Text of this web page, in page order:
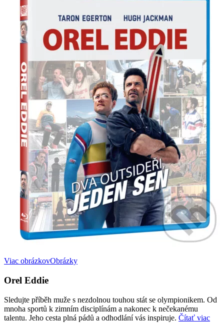
Viac obrázkovObrázky
Orel Eddie
Sledujte příběh muže s nezdolnou touhou stát se olympionikem. Od
mnoha sportů k zimním disciplínám a nakonec k nečekanému
talentu. Jeho cesta plná pádů a odhodlání vás inspiruje. Čítať viac